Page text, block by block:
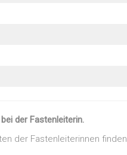
der Fastenleiterin.
der Fastenleiterinnen